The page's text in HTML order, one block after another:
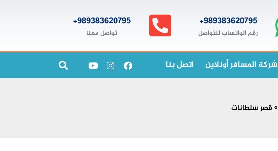
989383620795+
رقم الواتساب للتواصل
989383620795+
تواصل معنا
شركة المسافر أونلاين اتصل بنا
» قصر سلطانات